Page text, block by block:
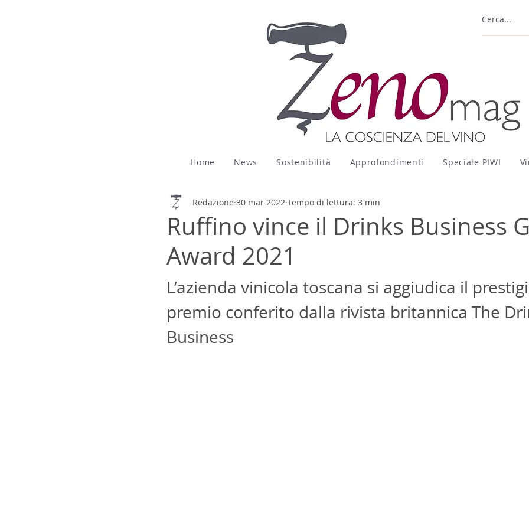
Home News Sostenibilità Approfondimenti Speciale PIWI
Ruffino vince il Drinks Business
Award 2021
Redazione 30 mar 2022 Tempo di lettura: 3 min
L’azienda vinicola toscana si aggiudica il
premio conferito dalla rivista britannica The
Business